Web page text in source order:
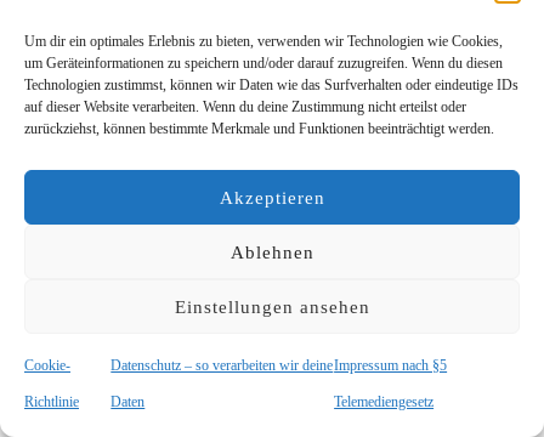
Um dir ein optimales Erlebnis zu bieten, verwenden wir Technologien wie Cookies,
um Geräteinformationen zu speichern und/oder darauf zuzugreifen. Wenn du diesen
Technologien zustimmst, können wir Daten wie das Surfverhalten oder eindeutige IDs
auf dieser Website verarbeiten. Wenn du deine Zustimmung nicht erteilst oder
zurückziehst, können bestimmte Merkmale und Funktionen beeinträchtigt werden.
Akzeptieren
Ablehnen
Einstellungen ansehen
Cookie-
Richtlinie
Datenschutz – so verarbeiten wir deine
Daten
Impressum nach §5
Telemediengesetz
Erforderliche Felder sind mit*markiert